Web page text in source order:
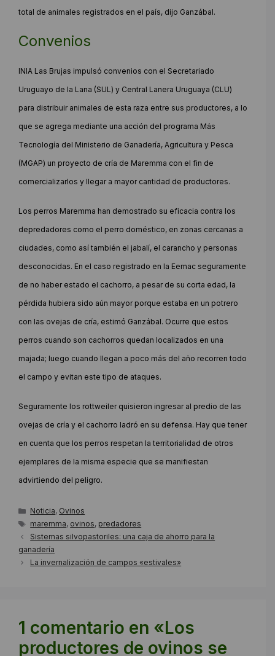
total de animales registrados en el país, dijo Ganzábal.
Convenios
INIA Las Brujas impulsó convenios con el Secretariado
Uruguayo de la Lana (SUL) y Central Lanera Uruguaya (CLU)
para distribuir animales de esta raza entre sus productores, a lo
que se agrega mediante una acción del programa Más
Tecnología del Ministerio de Ganadería, Agricultura y Pesca
(MGAP) un proyecto de cría de Maremma con el fin de
comercializarlos y llegar a mayor cantidad de productores.
Los perros Maremma han demostrado su eficacia contra los
depredadores como el perro doméstico, en zonas cercanas a
ciudades, como así también el jabalí, el carancho y personas
desconocidas. En el caso registrado en la Eemac seguramente
de no haber estado el cachorro, a pesar de su corta edad, la
pérdida hubiera sido aún mayor porque estaba en un potrero
con las ovejas de cría, estimó Ganzábal. Ocurre que estos
perros cuando son cachorros quedan localizados en una
majada; luego cuando llegan a poco más del año recorren todo
el campo y evitan este tipo de ataques.
Seguramente los rottweiler quisieron ingresar al predio de las
ovejas de cría y el cachorro ladró en su defensa. Hay que tener
en cuenta que los perros respetan la territorialidad de otros
ejemplares de la misma especie que se manifiestan
advirtiendo del peligro.
Categorías
Noticia, Ovinos
Etiquetas
maremma, ovinos, predadores
Sistemas silvopastoriles: una caja de ahorro para la
ganadería
La invernalización de campos «estivales»
1 comentario en «Los
productores de ovinos se